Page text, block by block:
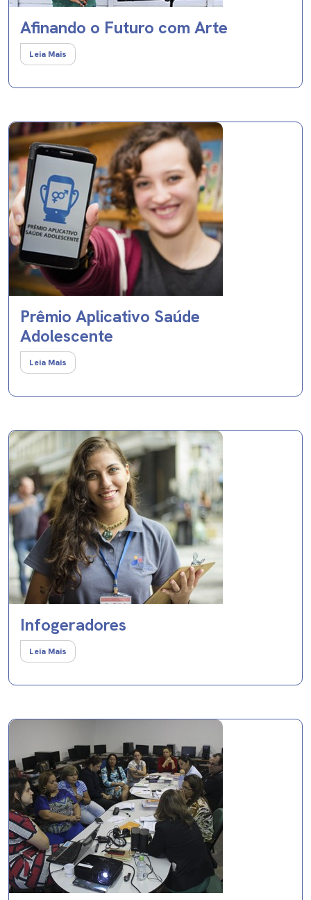
Afinando o Futuro com Arte
Leia Mais
Prêmio Aplicativo Saúde
Adolescente
Leia Mais
Infogeradores
Leia Mais